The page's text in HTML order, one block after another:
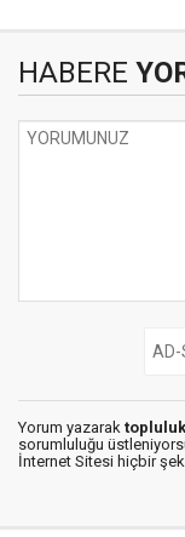
HABERE
Yorum yazarak topluluk
sorumluluğu
İnternet Sitesi hiçbir